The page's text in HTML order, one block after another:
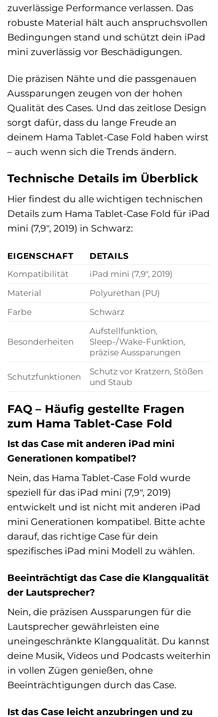
zuverlässige Performance verlassen. Das
robuste Material hält auch anspruchsvollen
Bedingungen stand und schützt dein iPad
mini zuverlässig vor Beschädigungen.
Die präzisen Nähte und die passgenauen
Aussparungen zeugen von der hohen
Qualität des Cases. Und das zeitlose Design
sorgt dafür, dass du lange Freude an
deinem Hama Tablet-Case Fold haben wirst
– auch wenn sich die Trends ändern.
Technische Details im Überblick
Hier findest du alle wichtigen technischen
Details zum Hama Tablet-Case Fold für iPad
mini (7,9″, 2019) in Schwarz:
EIGENSCHAFT
DETAILS
Kompatibilität
iPad mini (7,9″, 2019)
Material
Polyurethan (PU)
Farbe
Schwarz
Besonderheiten
Aufstellfunktion,
Sleep-/Wake-Funktion,
präzise Aussparungen
Schutzfunktionen
Schutz vor Kratzern, Stößen
und Staub
FAQ – Häufig gestellte Fragen
zum Hama Tablet-Case Fold
Ist das Case mit anderen iPad mini
Generationen kompatibel?
Nein, das Hama Tablet-Case Fold wurde
speziell für das iPad mini (7,9″, 2019)
entwickelt und ist nicht mit anderen iPad
mini Generationen kompatibel. Bitte achte
darauf, das richtige Case für dein
spezifisches iPad mini Modell zu wählen.
Beeinträchtigt das Case die Klangqualität
der Lautsprecher?
Nein, die präzisen Aussparungen für die
Lautsprecher gewährleisten eine
uneingeschränkte Klangqualität. Du kannst
deine Musik, Videos und Podcasts weiterhin
in vollen Zügen genießen, ohne
Beeinträchtigungen durch das Case.
Ist das Case leicht anzubringen und zu